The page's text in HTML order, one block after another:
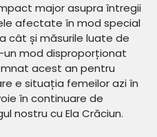
major asupra întregii
afectate în mod special
cât și măsurile luate de
mod disproporționat
acest an pentru
e situația femeilor azi în
în continuare de
nostru cu Ela Crăciun.